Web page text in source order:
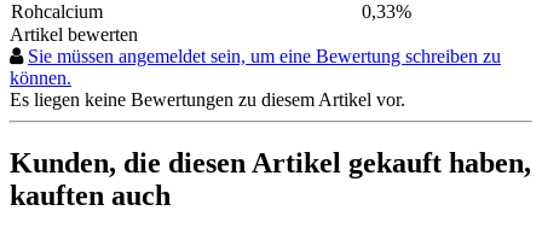
Rohcalcium
0,33%
Artikel bewerten
Sie müssen angemeldet sein, um eine Bewertung schreiben zu
können.
Es liegen keine Bewertungen zu diesem Artikel vor.
Kunden, die diesen Artikel gekauft haben,
kauften auch